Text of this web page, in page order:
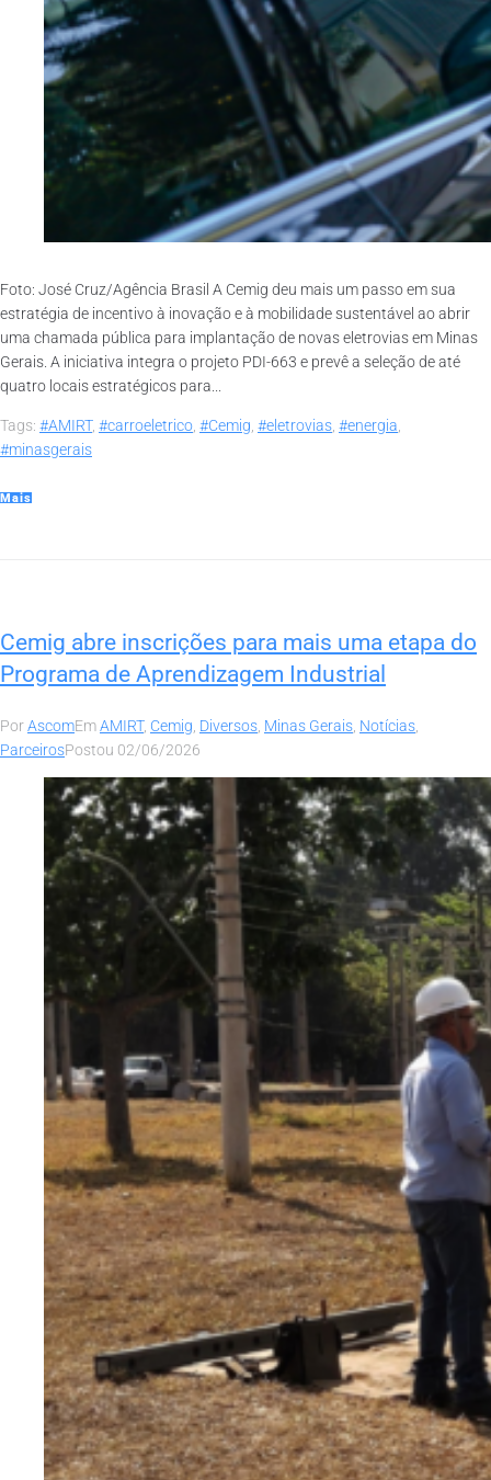
Foto: José Cruz/Agência Brasil A Cemig deu mais um passo em sua
estratégia de incentivo à inovação e à mobilidade sustentável ao abrir
uma chamada pública para implantação de novas eletrovias em Minas
Gerais. A iniciativa integra o projeto PDI-663 e prevê a seleção de até
quatro locais estratégicos para...
Tags: #AMIRT, #carroeletrico, #Cemig, #eletrovias, #energia,
#minasgerais
Mais
Cemig abre inscrições para mais uma etapa do
Programa de Aprendizagem Industrial
PorAscomEmAMIRT, Cemig, Diversos, Minas Gerais, Notícias,
ParceirosPostou 02/06/2026